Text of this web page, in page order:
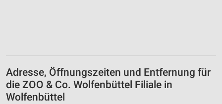
Adresse, Öffnungszeiten und Entfernung für
die ZOO & Co. Wolfenbüttel Filiale in
Wolfenbüttel